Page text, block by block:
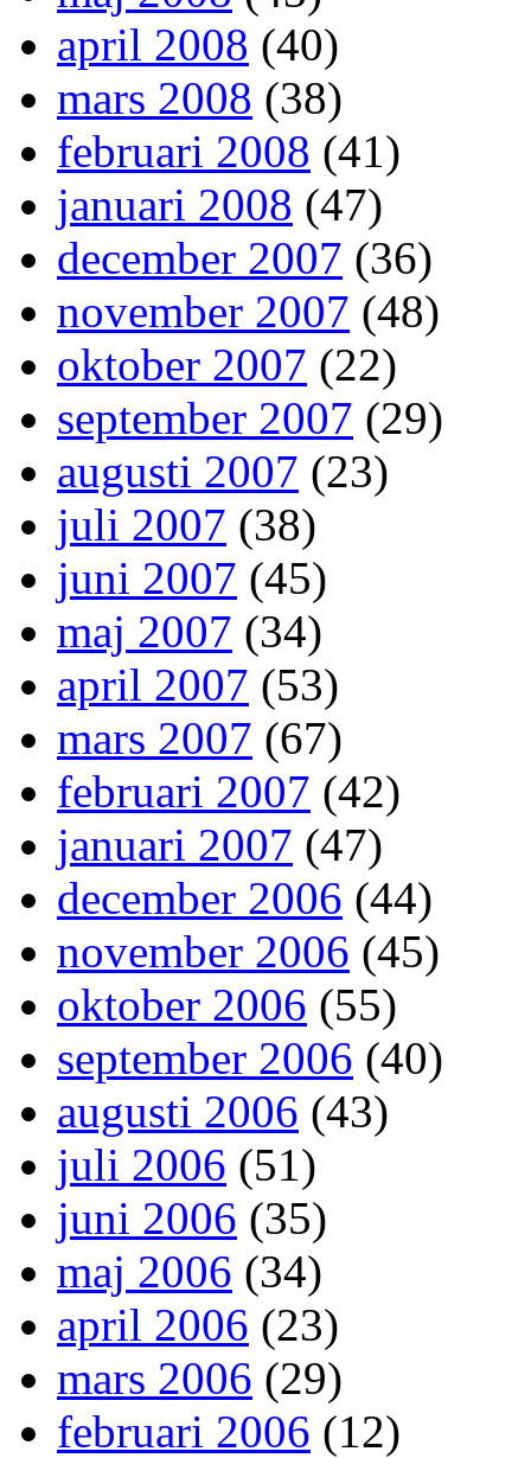
april 2008 (40)
mars 2008 (38)
februari 2008 (41)
januari 2008 (47)
december 2007 (36)
november 2007 (48)
oktober 2007 (22)
september 2007 (29)
augusti 2007 (23)
juli 2007 (38)
juni 2007 (45)
maj 2007 (34)
april 2007 (53)
mars 2007 (67)
februari 2007 (42)
januari 2007 (47)
december 2006 (44)
november 2006 (45)
oktober 2006 (55)
september 2006 (40)
augusti 2006 (43)
juli 2006 (51)
juni 2006 (35)
maj 2006 (34)
april 2006 (23)
mars 2006 (29)
februari 2006 (12)